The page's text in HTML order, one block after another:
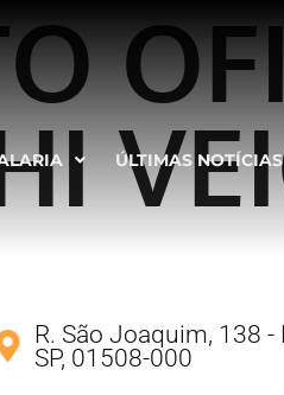
ÚLTIMAS NOTÍCIAS
R. São Joaquim, 138
SP, 01508-000